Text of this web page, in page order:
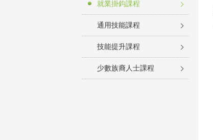
就業掛鈎課程
通用技能課程
技能提升課程
少數族裔人士課程